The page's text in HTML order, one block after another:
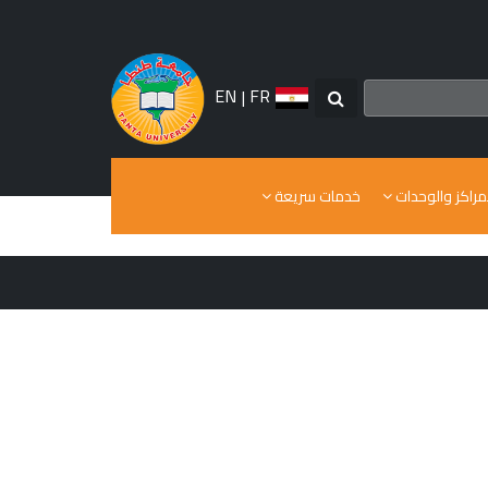
EN | FR
والوحدات خدمات سريعة